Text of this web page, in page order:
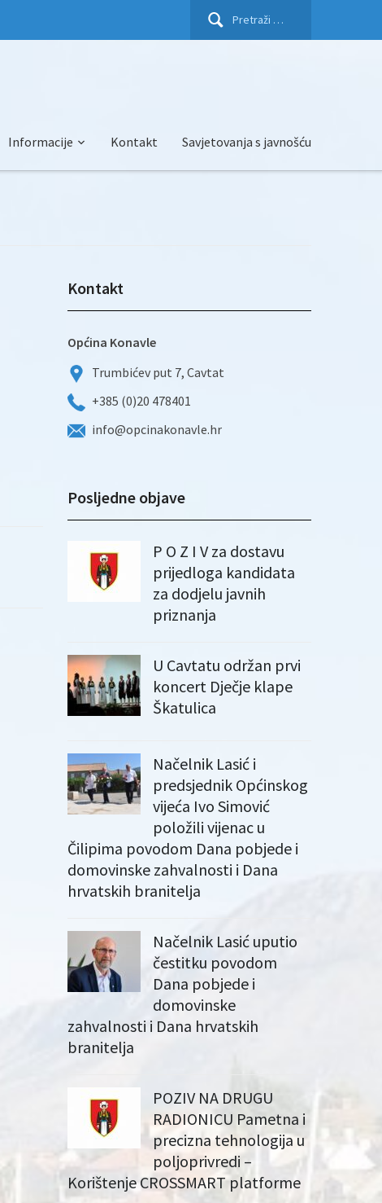
Pretraži:
Informacije Kontakt Savjetovanja s javnošću
Kontakt
Općina Konavle
Trumbićev put 7, Cavtat
+385 (0)20 478401
info@opcinakonavle.hr
Posljedne objave
P O Z I V za dostavu
prijedloga kandidata
za dodjelu javnih
priznanja
U Cavtatu održan prvi
koncert Dječje klape
Škatulica
Načelnik Lasić i
predsjednik Općinskog
vijeća Ivo Simović
položili vijenac u
Čilipima povodom Dana pobjede i
domovinske zahvalnosti i Dana
hrvatskih branitelja
Načelnik Lasić uputio
čestitku povodom
Dana pobjede i
domovinske
zahvalnosti i Dana hrvatskih
branitelja
POZIV NA DRUGU
RADIONICU Pametna i
precizna tehnologija u
poljoprivredi –
Korištenje CROSSMART platforme